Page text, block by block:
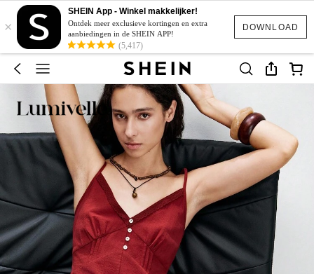
DOWNLOAD
×
SHEIN App - Winkel makkelijker!
Ontdek meer exclusieve kortingen en extra
aanbiedingen in de SHEIN APP!
(5,417)